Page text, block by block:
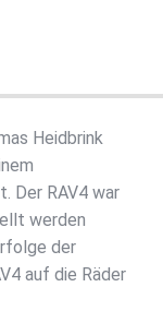
Heidbrink
Der RAV4 war
werden
der
auf die Räder